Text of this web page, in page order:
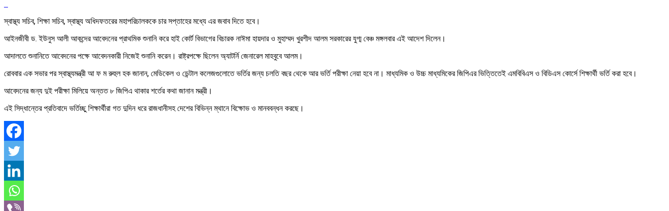
স্বাস্থ্য সচিব, শিক্ষা সচিব, স্বাস্থ্য অধিদফতরের মহাপরিচালককে চার সপ্তাহের মধ্যে এর জবাব দিতে হবে।
আইনজীবী ড. ইউনুস আলী আকন্দের আবেদনের প্রাথমিক শুনানি করে হাই কোর্ট বিভাগের বিচারক নাঈমা হায়দার ও মুহাম্মদ খুরশীদ আলম সরকারের যুগ্ম বেঞ্চ মঙ্গলবার এই আদেশ দিলেন।
আদালতে শুনানিতে আবেদনের পক্ষে আবেদনকারী নিজেই শুনানি করেন। রাষ্ট্রপক্ষে ছিলেন অ্যাটর্নি জেনারেল মাহবুবে আলম।
রোববার এক সভার পর স্বাস্থ্যমন্ত্রী আ ফ ম রুহুল হক জানান, মেডিকেল ও ডেন্টাল কলেজগুলোতে ভর্তির জন্য চলতি বছর থেকে আর ভর্তি পরীক্ষা নেয়া হবে না। মাধ্যমিক ও উচ্চ মাধ্যমিকের জিপিএর ভিত্তিতেই এমবিবিএস ও বিডিএস কোর্সে শিক্ষার্থী ভর্তি করা হবে।
আবেদনের জন্য দুই পরীক্ষা মিলিয়ে অন্তত ৮ জিপিএ থাকার শর্তের কথা জানান মন্ত্রী।
এই সিদ্ধান্তের প্রতিবাদে ভর্তিচ্ছু শিক্ষার্থীরা গত দুদিন ধরে রাজধানীসহ দেশের বিভিন্ন ম্থানে বিক্ষোভ ও মানববন্ধন করছে।